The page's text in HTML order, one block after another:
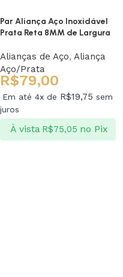
Shop Now
Par Aliança Aço Inoxidável
Prata Reta 8MM de Largura
Alianças de Aço, Aliança
Aço/Prata
R$79,00
Em até 4x de R$19,75 sem
juros
À vista R$75,05 no Pix